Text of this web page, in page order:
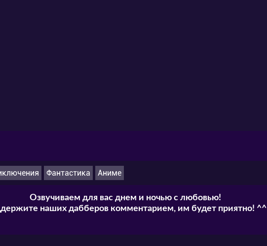
Фантастика Аниме
Озвучиваем для вас днем и ночью с любовью!
наших дабберов комментарием, им будет приятно! ^^